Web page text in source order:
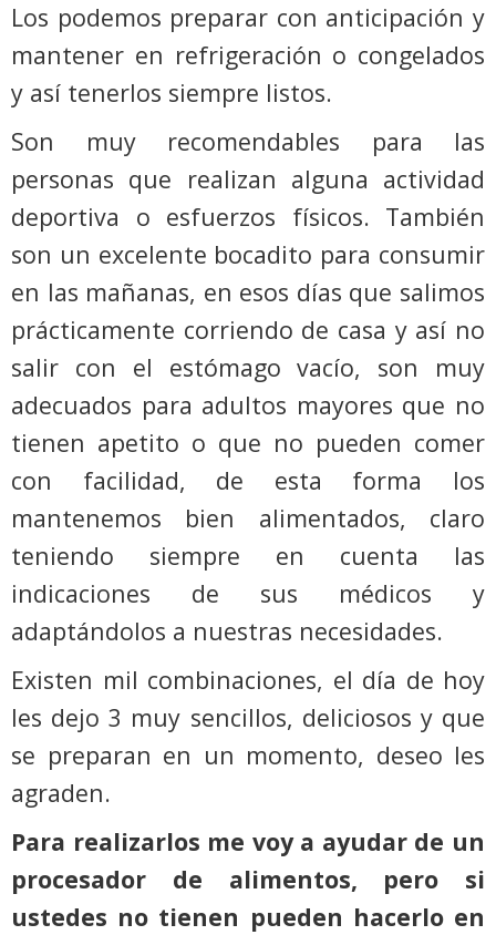
Los podemos preparar con anticipación y
mantener en refrigeración o congelados
y así tenerlos siempre listos.
Son muy recomendables para las
personas que realizan alguna actividad
deportiva o esfuerzos físicos. También
son un excelente bocadito para consumir
en las mañanas, en esos días que salimos
prácticamente corriendo de casa y así no
salir con el estómago vacío, son muy
adecuados para adultos mayores que no
tienen apetito o que no pueden comer
con facilidad, de esta forma los
mantenemos bien alimentados, claro
teniendo siempre en cuenta las
indicaciones de sus médicos y
adaptándolos a nuestras necesidades.
Existen mil combinaciones, el día de hoy
les dejo 3 muy sencillos, deliciosos y que
se preparan en un momento, deseo les
agraden.
Para realizarlos me voy a ayudar de un
procesador de alimentos, pero si
ustedes no tienen pueden hacerlo en